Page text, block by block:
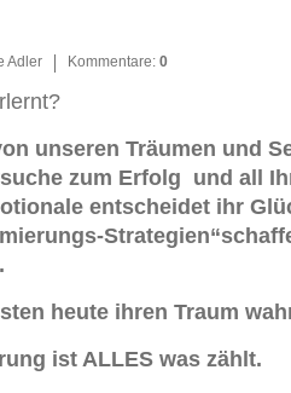
Adler Kommentare: 0
unseren Träumen und
zum Erfolg und all
entscheidet ihr
heute ihren Traum
ist ALLES was zählt.